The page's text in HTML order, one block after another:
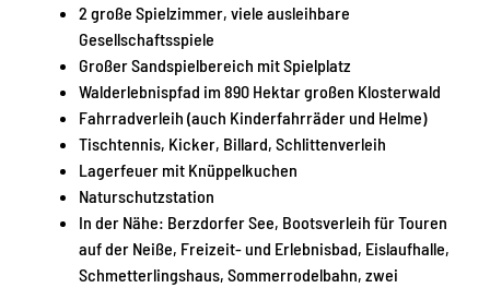
2 große Spielzimmer, viele ausleihbare
Gesellschaftsspiele
Großer Sandspielbereich mit Spielplatz
Walderlebnispfad im 890 Hektar großen Klosterwald
Fahrradverleih (auch Kinderfahrräder und Helme)
Tischtennis, Kicker, Billard, Schlittenverleih
Lagerfeuer mit Knüppelkuchen
Naturschutzstation
In der Nähe: Berzdorfer See, Bootsverleih für Touren
auf der Neiße, Freizeit- und Erlebnisbad, Eislaufhalle,
Schmetterlingshaus, Sommerrodelbahn, zwei